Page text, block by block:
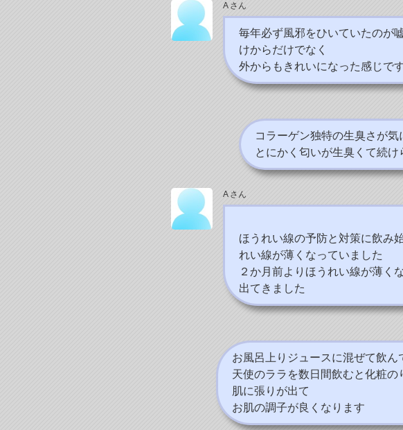
A さん
毎年必ず風邪をひいていたのが
けからだけでなく
外からもきれいになった感じで
コラーゲン独特の生臭さが気
とにかく匂いが生臭くて続け
A さん
ほうれい線の予防と対策に飲み
れい線が薄くなっていました
２か月前よりほうれい線が薄く
出てきました
お風呂上りジュースに混ぜて飲ん
天使のララを数日間飲むと化粧の
肌に張りが出て
お肌の調子が良くなります